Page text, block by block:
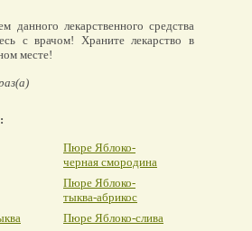
данного лекарственного средства
с врачом! Храните лекарство в
месте!
Пюре Яблоко-
черная смородина
Пюре Яблоко-
тыква-абрикос
Пюре Яблоко-слива